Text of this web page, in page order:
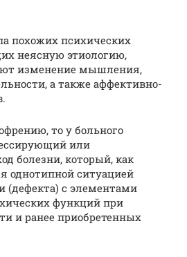
похожих психических
неясную этиологию,
изменение мышления,
а также аффективно-
то у больного
или
болезни, который, как
однотипной ситуацией
(дефекта) с элементами
функций при
и ранее приобретенных